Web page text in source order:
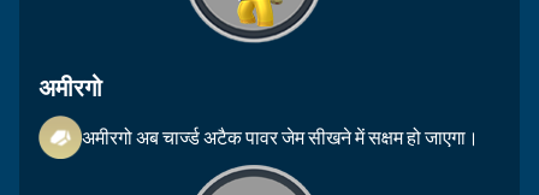
अमीरगो
अमीरगो अब चार्ज्ड अटैक पावर जेम सीखने में सक्षम हो जाएगा।